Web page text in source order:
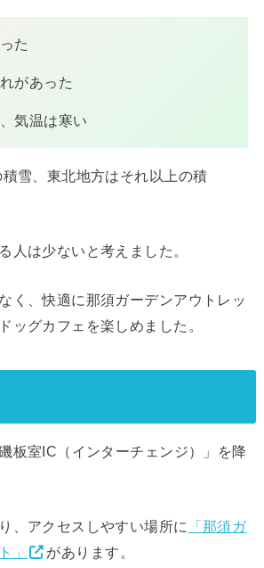
た
があった
気温は寒い
雪、東北地方はそれ以上の積
人は少ないと考えました。
く、快適に那須ガーデンアウトレッ
ッグカフェを楽しめました。
板室IC（インターチェンジ）」を降
、アクセスしやすい場所に
「那須ガ
」
があります。